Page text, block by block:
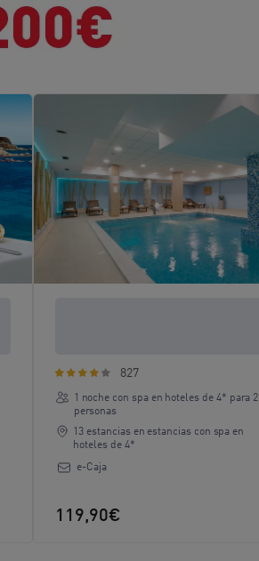
827
1 noche con spa en hoteles de 4* para 2
personas
13 estancias en estancias con spa en
hoteles de 4*
e-Caja
119,90€